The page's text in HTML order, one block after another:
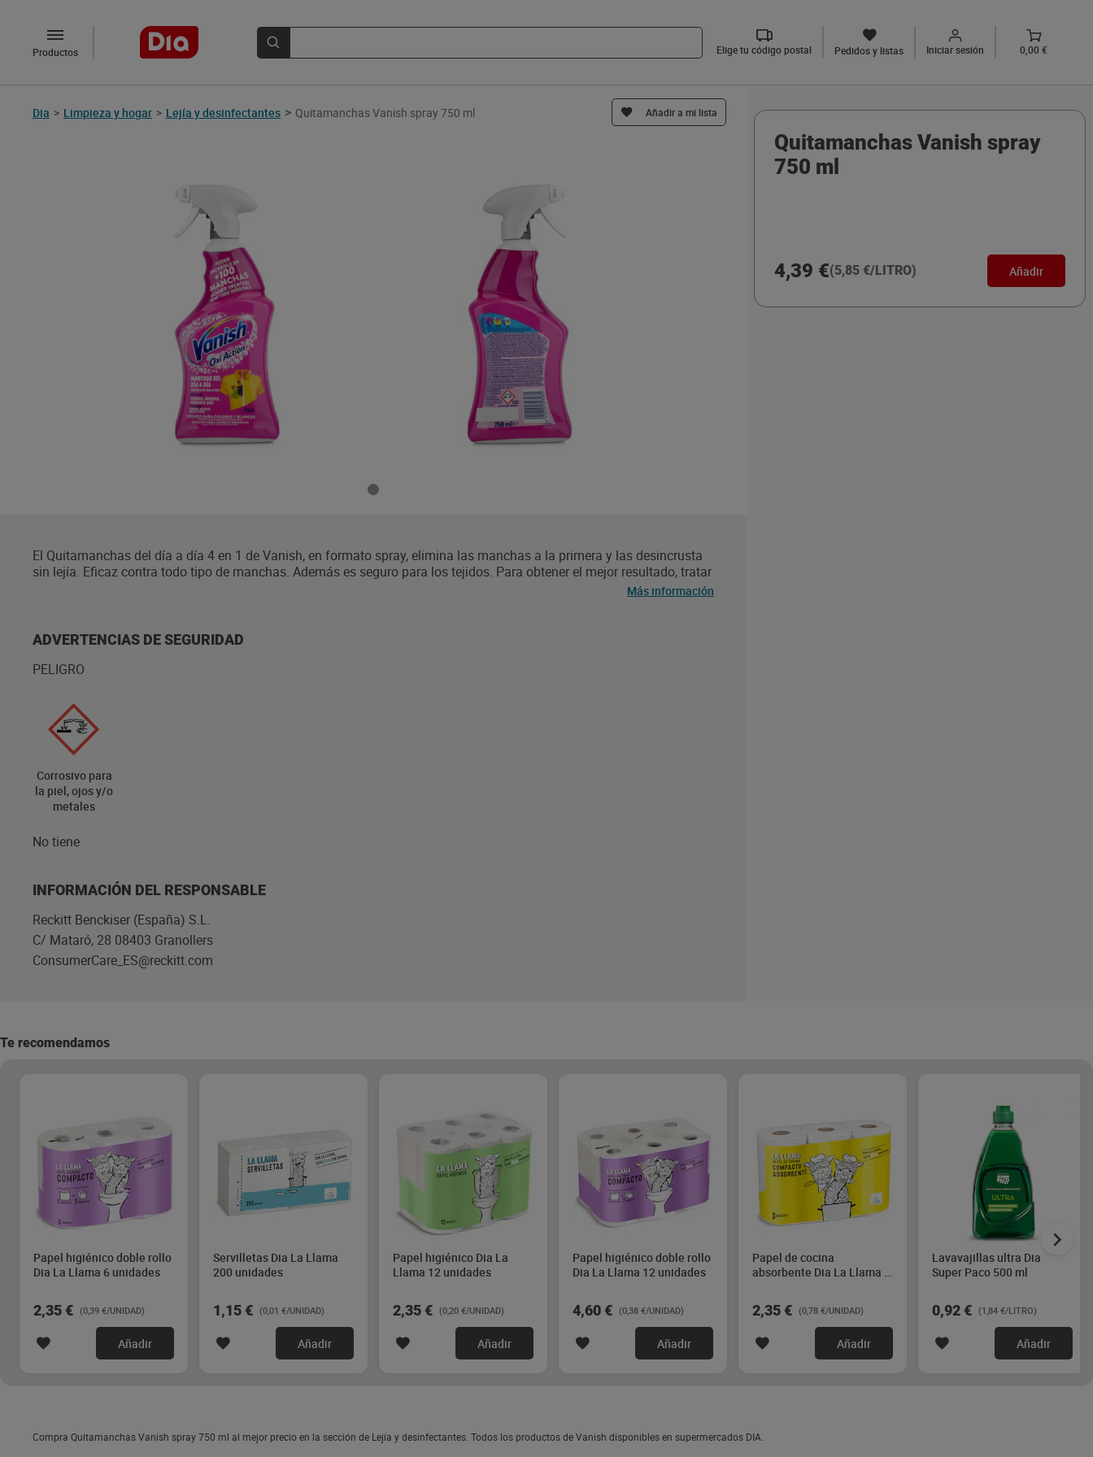
Productos Elige tu código postal Pedidos y listas Iniciar sesión 0,00 €
Dia > Limpieza y hogar > Lejía y desinfectantes > Quitamanchas Vanish spray 750 ml Añadir a mi lista
El Quitamanchas del día a día 4 en 1 de Vanish, en formato spray, elimina las manchas a la primera y las desincrusta
sin lejía. Eficaz contra todo tipo de manchas. Además es seguro para los tejidos. Para obtener el mejor resultado, tratar
Más información
ADVERTENCIAS DE SEGURIDAD
PELIGRO
Corrosivo para
la piel, ojos y/o
metales
No tiene
INFORMACIÓN DEL RESPONSABLE
Reckitt Benckiser (España) S.L.
C/ Mataró, 28 08403 Granollers
ConsumerCare_ES@reckitt.com
Quitamanchas Vanish spray
750 ml
4,39 €(5,85 €/LITRO) Añadir
Te recomendamos
Papel higiénico doble rollo
Dia La Llama 6 unidades
2,35 € (0,39 €/UNIDAD)
Añadir
Servilletas Dia La Llama
200 unidades
1,15 € (0,01 €/UNIDAD)
Añadir
Papel higiénico Dia La
Llama 12 unidades
2,35 € (0,20 €/UNIDAD)
Añadir
Papel higiénico doble rollo
Dia La Llama 12 unidades
4,60 € (0,38 €/UNIDAD)
Añadir
Papel de cocina
absorbente Dia La Llama 3
2,35 € (0,78 €/UNIDAD)
Añadir
Lavavajillas ultra Dia
Super Paco 500 ml
0,92 € (1,84 €/LITRO)
Añadir
Compra Quitamanchas Vanish spray 750 ml al mejor precio en la sección de Lejía y desinfectantes. Todos los productos de Vanish disponibles en supermercados DIA.